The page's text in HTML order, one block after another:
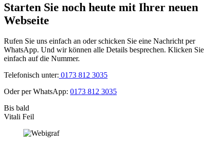
Starten Sie noch heute mit Ihrer neuen
Webseite
Rufen Sie uns einfach an oder schicken Sie eine Nachricht per
WhatsApp. Und wir können alle Details besprechen. Klicken Sie
einfach auf die Nummer.
Telefonisch unter: 0173 812 3035
Oder per WhatsApp: 0173 812 3035
Bis bald
Vitali Feil